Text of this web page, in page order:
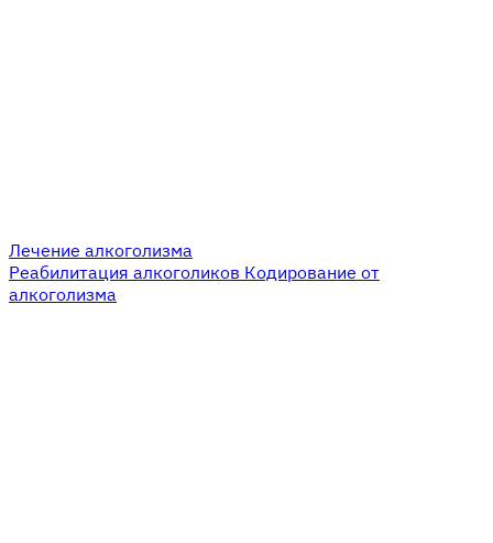
Лечение алкоголизма
Реабилитация алкоголиков Кодирование от
алкоголизма